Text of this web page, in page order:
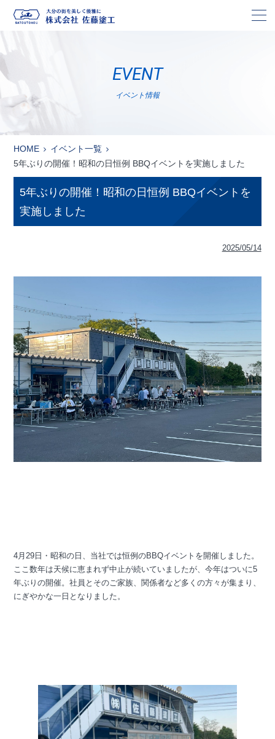
EVENT
イベント情報
HOME
イベント一覧
5年ぶりの開催！昭和の日恒例 BBQイベントを実施しました
5年ぶりの開催！昭和の日恒例 BBQイベントを
実施しました
2025/05/14
4月29日・昭和の日、当社では恒例のBBQイベントを開催しました。
ここ数年は天候に恵まれず中止が続いていましたが、今年はついに5
年ぶりの開催。社員とそのご家族、関係者など多くの方々が集まり、
にぎやかな一日となりました。